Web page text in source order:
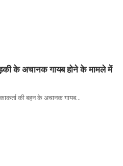
के अचानक गायब होने के मामले में
की बहन के अचानक गायब…